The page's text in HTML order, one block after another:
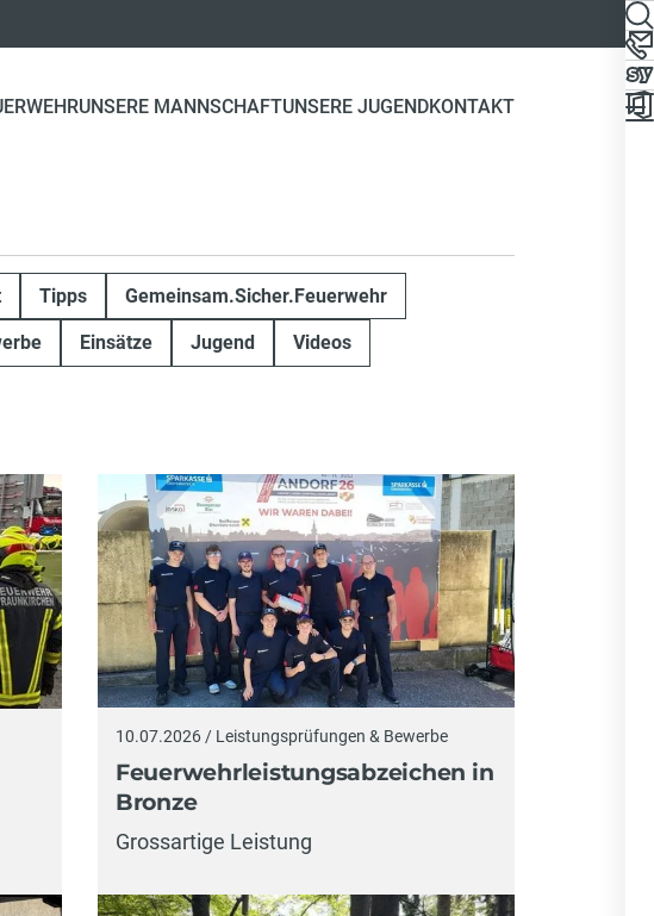
UNSERE MANNSCHAFTUNSERE JUGENDKONTAKT
Tipps Gemeinsam.Sicher.Feuerwehr
Einsätze Jugend Videos
10.07.2026 / Leistungsprüfungen & Bewerbe
Feuerwehrleistungsabzeichen in
Bronze
Grossartige Leistung